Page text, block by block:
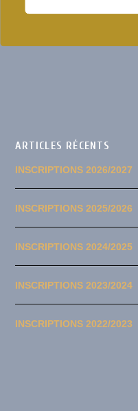
ARTICLES RÉCENTS
INSCRIPTIONS 2026/2027
INSCRIPTIONS 2025/2026
INSCRIPTIONS 2024/2025
INSCRIPTIONS 2023/2024
INSCRIPTIONS 2022/2023